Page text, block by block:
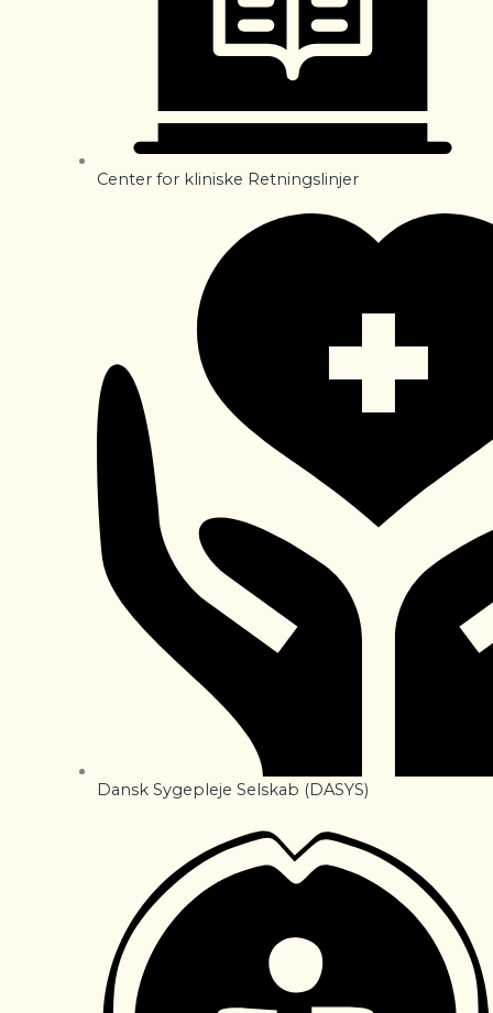
Center for kliniske Retningslinjer
Dansk Sygepleje Selskab (DASYS)